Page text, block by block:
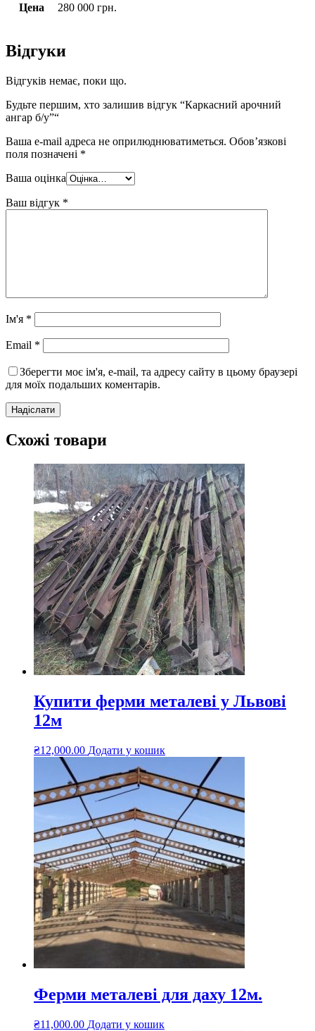
Цена 280 000 грн.
Відгуки
Відгуків немає, поки що.
Будьте першим, хто залишив відгук “Каркасний арочний
ангар б/у”“
Ваша e-mail адреса не оприлюднюватиметься. Обов’язкові
поля позначені *
Ваша оцінка
Ваш відгук *
Ім'я *
Email *
Зберегти моє ім'я, e-mail, та адресу сайту в цьому браузері
для моїх подальших коментарів.
Схожі товари
Купити ферми металеві у Львові
12м
₴12,000.00 Додати у кошик
Ферми металеві для даху 12м.
₴11,000.00 Додати у кошик